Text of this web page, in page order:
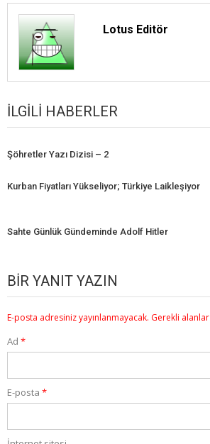
Lotus Editör
İLGILI HABERLER
Şöhretler Yazı Dizisi – 2
Kurban Fiyatları Yükseliyor; Türkiye Laikleşiyor
Sahte Günlük Gündeminde Adolf Hitler
BIR YANIT YAZIN
E-posta adresiniz yayınlanmayacak. Gerekli alanlar
Ad *
E-posta *